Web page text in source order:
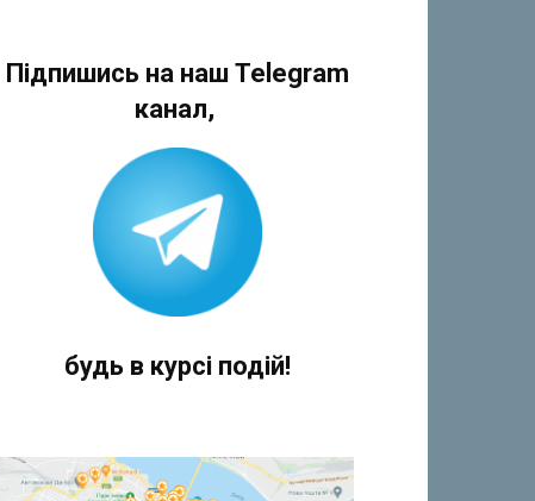
Підпишись на наш Telegram
канал,
будь в курсі подій!